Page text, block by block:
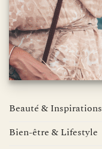
Beauté & Inspirations
Bien-être & Lifestyle